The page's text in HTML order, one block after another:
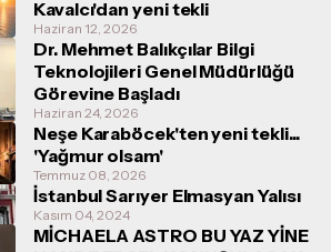
Kavalcı'dan yeni tekli
Haziran 12, 2026
Dr. Mehmet Balıkçılar Bilgi
Teknolojileri Genel Müdürlüğü
Görevine Başladı
Haziran 24, 2026
Neşe Karaböcek'ten yeni tekli...
'Yağmur olsam'
Temmuz 08, 2026
İstanbul Sarıyer Elmasyan Yalısı
Kasım 04, 2024
MİCHAELA ASTRO BU YAZ YİNE